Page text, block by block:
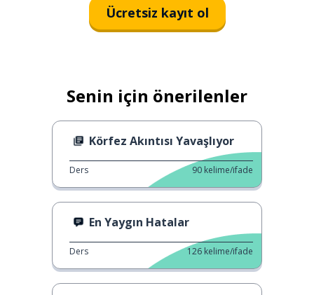
Ücretsiz kayıt ol
Senin için önerilenler
Körfez Akıntısı Yavaşlıyor
Ders 90 kelime/ifade
En Yaygın Hatalar
Ders 126 kelime/ifade